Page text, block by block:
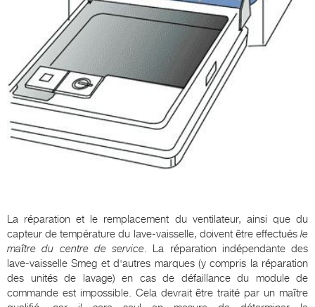
La réparation et le remplacement du ventilateur, ainsi que du
capteur de température du lave-vaisselle, doivent être effectués le
maître du centre de service. La réparation indépendante des
lave-vaisselle Smeg et d'autres marques (y compris la réparation
des unités de lavage) en cas de défaillance du module de
commande est impossible. Cela devrait être traité par un maître